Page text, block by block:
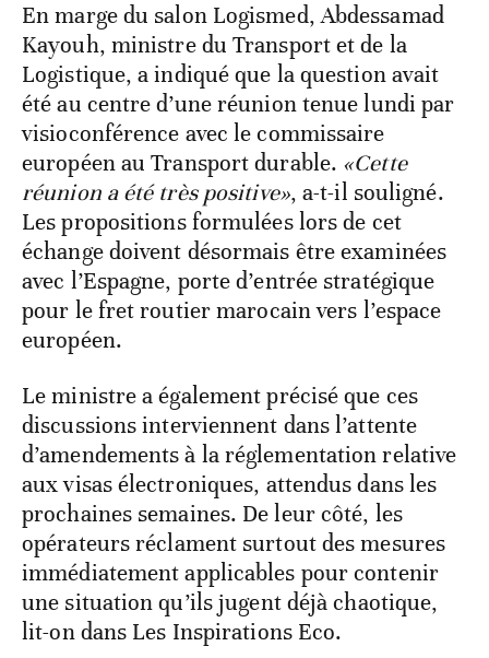
En marge du salon Logismed, Abdessamad
Kayouh, ministre du Transport et de la
Logistique, a indiqué que la question avait
été au centre d’une réunion tenue lundi par
visioconférence avec le commissaire
européen au Transport durable. «Cette
réunion a été très positive», a-t-il souligné.
Les propositions formulées lors de cet
échange doivent désormais être examinées
avec l’Espagne, porte d’entrée stratégique
pour le fret routier marocain vers l’espace
européen.
Le ministre a également précisé que ces
discussions interviennent dans l’attente
d’amendements à la réglementation relative
aux visas électroniques, attendus dans les
prochaines semaines. De leur côté, les
opérateurs réclament surtout des mesures
immédiatement applicables pour contenir
une situation qu’ils jugent déjà chaotique,
lit-on dans Les Inspirations Eco.